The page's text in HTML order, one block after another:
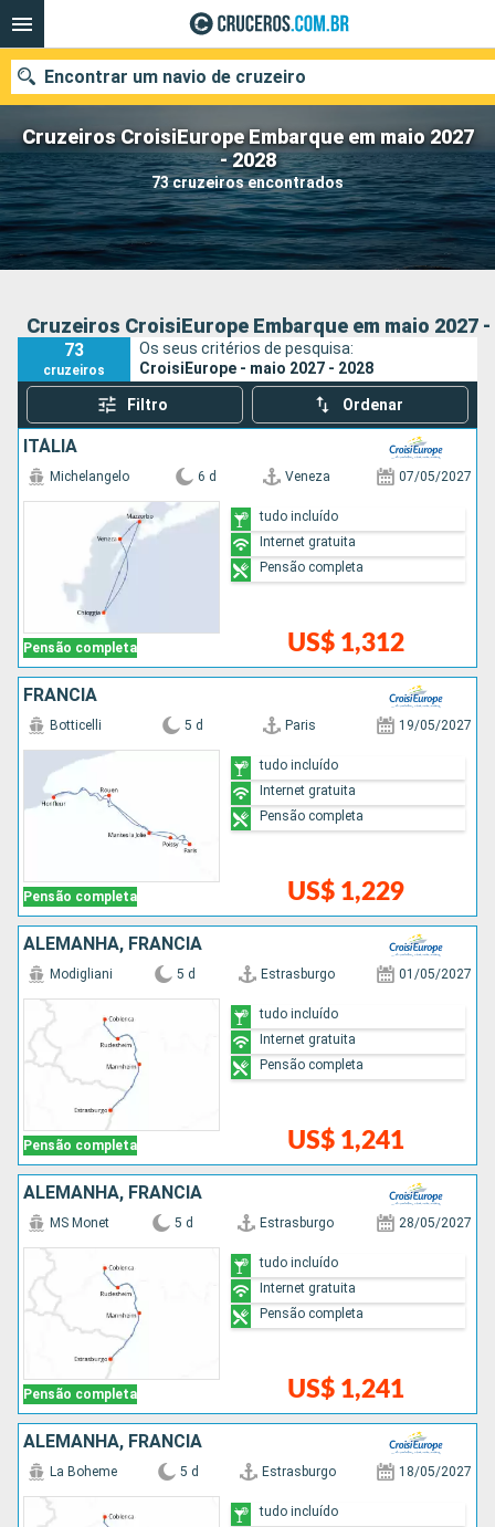
Cruzeiros CroisiEurope Embarque em maio 2027
- 2028
73 cruzeiros encontrados
Encontrar um navio de cruzeiro
Quando ir?
Data de partida
Pesquisar
Cruzeiros CroisiEurope Embarque em maio 2027 -
73
cruzeiros
Os seus critérios de pesquisa:
CroisiEurope - maio 2027 - 2028
Filtro Ordenar
ITÁLIA
Pensão completa
Michelangelo 6 d Veneza 07/05/2027
US$ 1,312
tudo incluído
Internet gratuita
Pensão completa
FRANCIA
Pensão completa
Botticelli 5 d Paris 19/05/2027
US$ 1,229
tudo incluído
Internet gratuita
Pensão completa
ALEMANHA, FRANCIA
Pensão completa
Modigliani 5 d Estrasburgo 01/05/2027
US$ 1,241
tudo incluído
Internet gratuita
Pensão completa
ALEMANHA, FRANCIA
Pensão completa
MS Monet 5 d Estrasburgo 28/05/2027
US$ 1,241
tudo incluído
Internet gratuita
Pensão completa
ALEMANHA, FRANCIA
La Boheme 5 d Estrasburgo 18/05/2027
tudo incluído